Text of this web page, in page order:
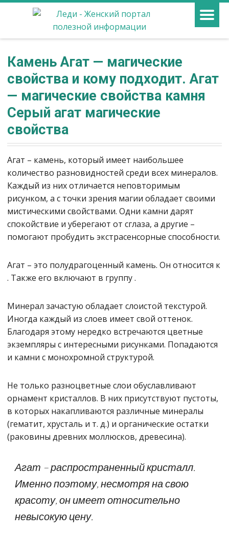
Камень Агат — магические
свойства и кому подходит. Агат
— магические свойства камня
Серый агат магические
свойства
Агат – камень, который имеет наибольшее
количество разновидностей среди всех минералов.
Каждый из них отличается неповторимым
рисунком, а с точки зрения магии обладает своими
мистическими свойствами. Одни камни дарят
спокойствие и уберегают от сглаза, а другие –
помогают пробудить экстрасенсорные способности.
Агат – это полудрагоценный камень. Он относится к
. Также его включают в группу .
Минерал зачастую обладает слоистой текстурой.
Иногда каждый из слоев имеет свой оттенок.
Благодаря этому нередко встречаются цветные
экземпляры с интересными рисунками. Попадаются
и камни с монохромной структурой.
Не только разноцветные слои обуславливают
орнамент кристаллов. В них присутствуют пустоты,
в которых накапливаются различные минералы
(гематит, хрусталь и т. д.) и органические остатки
(раковины древних моллюсков, древесина).
Агат – распространенный кристалл.
Именно поэтому, несмотря на свою
красоту, он имеет относительно
невысокую цену.